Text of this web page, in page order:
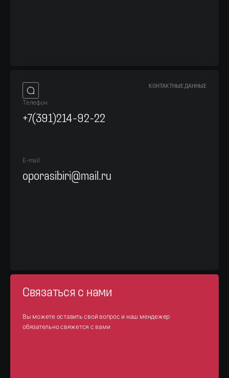
КОНТАКТНЫЕ ДАННЫЕ
Телефон
+7(391)214-92-22
E-mail
oporasibiri@mail.ru
Связаться с нами
Вы можете оставить свой вопрос и наш мендежер
обязательно свяжется с вами